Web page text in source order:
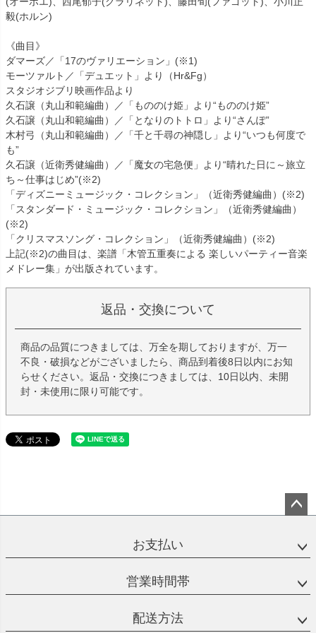
毅(ホルン)
《曲目》
ダマーズ／「17のヴァリエーション」(※1)
モーツァルト／「デュエット」より（Hr&Fg）
スタジオジブリ映画作品より
久石譲（丸山和範編曲）／「もののけ姫」より“もののけ姫”
久石譲（丸山和範編曲）／「となりのトトロ」より“さんぽ”
木村弓（丸山和範編曲）／「千と千尋の神隠し」より“いつも何度で
も”
久石譲（近衛秀健編曲）／「魔女の宅急便」より“晴れた日に～旅立
ち～仕事はじめ”(※2)
「ディズニーミュージック・コレクション」（近衛秀健編曲）(※2)
「スタンダード・ミュージック・コレクション」（近衛秀健編曲）
(※2)
「クリスマスソング・コレクション」（近衛秀健編曲）(※2)
上記(※2)の曲目は、楽譜「木管五重奏による 楽しいパーティー音楽
メドレー集」が出版されています。
返品・交換について
商品の品質につきましては、万全を期しておりますが、万一
不良・破損などがございましたら、商品到着後8日以内にお知
らせください。返品・交換につきましては、10日以内、未開
封・未使用に限り可能です。
ップ
お支払い
営業時間帯
配送方法